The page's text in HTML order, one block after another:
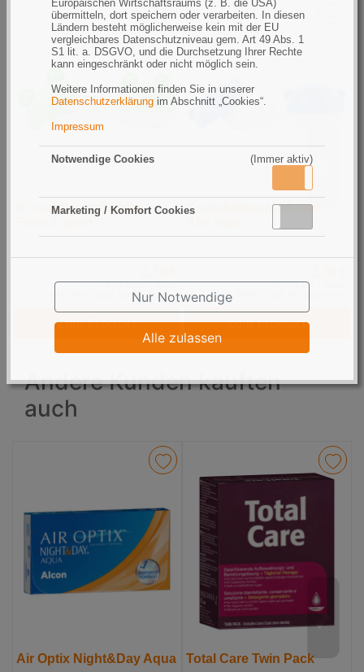
Europäischen Wirtschaftsraums (z. B. die USA)
übermitteln, dort speichern oder verarbeiten. In diesen
Ländern besteht möglicherweise kein mit der EU
vergleichbares Datenschutzniveau gem. Art 49 Abs. 1
S1 lit. a. DSGVO, und die Durchsetzung Ihrer Rechte
kann eingeschränkt oder nicht möglich sein.
Weitere Informationen finden Sie in unserer
Datenschutzerklärung im Abschnitt „Cookies“.
Impressum
Notwendige Cookies (Immer aktiv)
Marketing / Komfort Cookies
Nur Notwendige
Alle zulassen
Kontaktlinsenbehälter
2,70 € pro 1 Stück
Versandkosten
Zum Produkt
Kontaktlinsenbehälter
2,70 € pro 1 Stück
inkl. MwSt., zzgl.
Zum Produkt
Andere Kunden kauften
auch
Air Optix Night&Day Aqua Total Care Twin Pack